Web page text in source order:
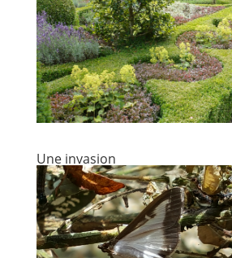
Une invasion